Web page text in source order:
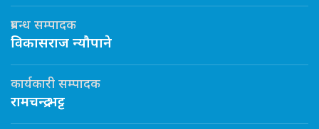
प्रबन्ध सम्पादक
विकासराज न्यौपाने
कार्यकारी सम्पादक
रामचन्द्र भट्ट